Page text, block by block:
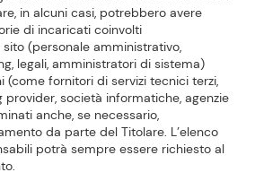
in alcuni casi, potrebbero avere
di incaricati coinvolti
sito (personale amministrativo,
legali, amministratori di sistema)
(come fornitori di servizi tecnici terzi,
provider, società informatiche, agenzie
anche, se necessario,
da parte del Titolare. L’elenco
potrà sempre essere richiesto al